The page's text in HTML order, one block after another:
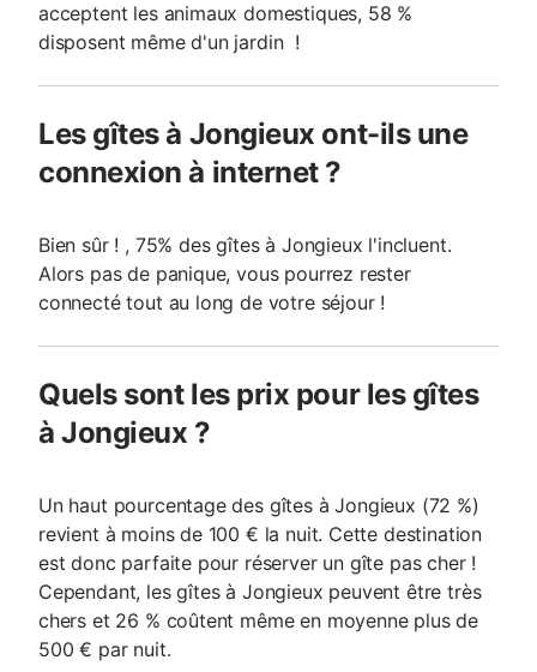
acceptent les animaux domestiques, 58 %
disposent même d'un jardin !
Les gîtes à Jongieux ont-ils une
connexion à internet ?
Bien sûr ! , 75% des gîtes à Jongieux l'incluent.
Alors pas de panique, vous pourrez rester
connecté tout au long de votre séjour !
Quels sont les prix pour les gîtes
à Jongieux ?
Un haut pourcentage des gîtes à Jongieux (72 %)
revient à moins de 100 € la nuit. Cette destination
est donc parfaite pour réserver un gîte pas cher !
Cependant, les gîtes à Jongieux peuvent être très
chers et 26 % coûtent même en moyenne plus de
500 € par nuit.